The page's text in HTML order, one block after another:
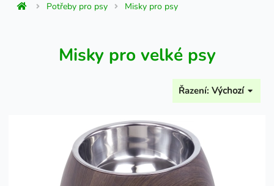
Potřeby pro psy Misky pro psy
Misky pro velké psy
Řazení: Výchozí